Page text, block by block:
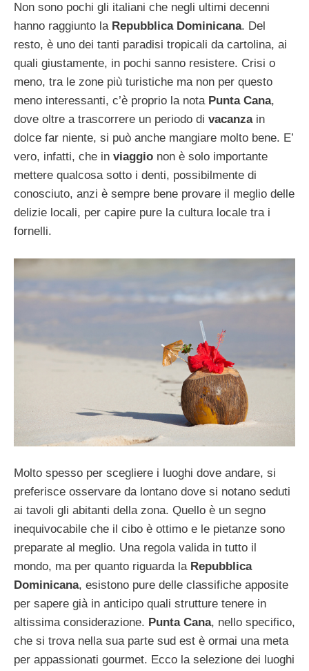
Non sono pochi gli italiani che negli ultimi decenni
hanno raggiunto la Repubblica Dominicana. Del
resto, è uno dei tanti paradisi tropicali da cartolina, ai
quali giustamente, in pochi sanno resistere. Crisi o
meno, tra le zone più turistiche ma non per questo
meno interessanti, c’è proprio la nota Punta Cana,
dove oltre a trascorrere un periodo di vacanzain
dolce far niente, si può anche mangiare molto bene. E’
vero, infatti, che in viaggio non è solo importante
mettere qualcosa sotto i denti, possibilmente di
conosciuto, anzi è sempre bene provare il meglio delle
delizie locali, per capire pure la cultura locale tra i
fornelli.
Molto spesso per scegliere i luoghi dove andare, si
preferisce osservare da lontano dove si notano seduti
ai tavoli gli abitanti della zona. Quello è un segno
inequivocabile che il cibo è ottimo e le pietanze sono
preparate al meglio. Una regola valida in tutto il
mondo, ma per quanto riguarda la Repubblica
Dominicana, esistono pure delle classifiche apposite
per sapere già in anticipo quali strutture tenere in
altissima considerazione. Punta Cana, nello specifico,
che si trova nella sua parte sud est è ormai una meta
per appassionati gourmet. Ecco la selezione dei luoghi